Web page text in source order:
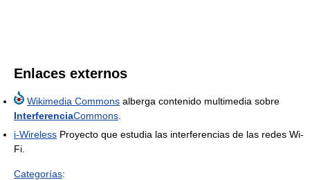
Enlaces externos
Wikimedia Commons alberga contenido multimedia sobre
InterferenciaCommons
i-Wireless Proyecto que estudia las interferencias de las redes Wi-
Fi.
Categorías: